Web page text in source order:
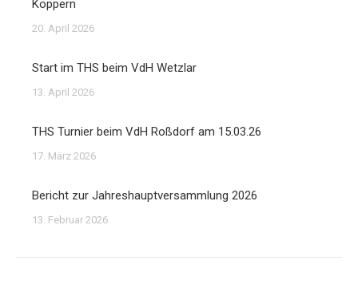
Köppern
20. April 2026
Start im THS beim VdH Wetzlar
13. April 2026
THS Turnier beim VdH Roßdorf am 15.03.26
17. März 2026
Bericht zur Jahreshauptversammlung 2026
13. Februar 2026